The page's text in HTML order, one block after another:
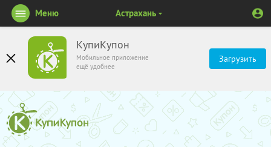
КупиКупон
Мобильное приложение
ещё удобнее
Загрузить
Меню Астрахань